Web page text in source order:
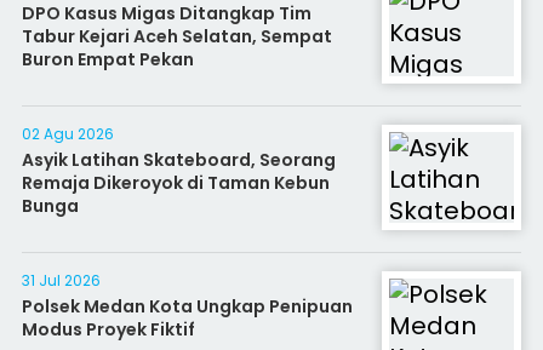
DPO Kasus Migas Ditangkap Tim
Tabur Kejari Aceh Selatan, Sempat
Buron Empat Pekan
02 Agu 2026
Asyik Latihan Skateboard, Seorang
Remaja Dikeroyok di Taman Kebun
Bunga
31 Jul 2026
Polsek Medan Kota Ungkap Penipuan
Modus Proyek Fiktif